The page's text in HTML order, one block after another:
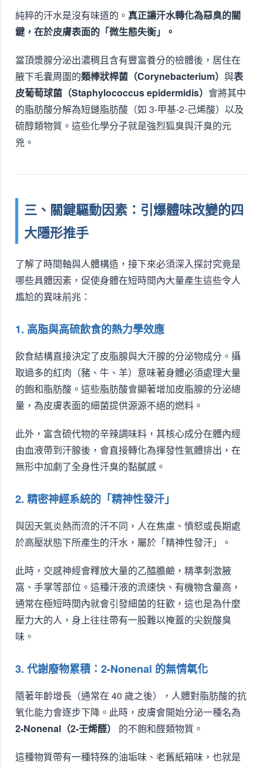
純粹的汗水是沒有味道的。 真正讓汗水轉化為惡臭的關
鍵，在於皮膚表面的「微生態失衡」。
當頂漿腺分泌出濃稠且含有豐富養分的檢體後，居住在
腋下毛囊周圍的類棒狀桿菌（Corynebacterium） 與表
皮葡萄球菌（Staphylococcus epidermidis） 會將其中
的脂肪酸分解為短鏈脂肪酸（如 3-甲基-2-己烯酸）以及
硫醇類物質。這些化學分子就是強烈狐臭與汗臭的元
兇。
三、關鍵驅動因素：引爆體味改變的四
大隱形推手
了解了時間軸與人體構造，接下來必須深入探討究竟是
哪些具體因素，促使身體在短時間內大量產生這些令人
尷尬的異味前兆：
1. 高脂與高硫飲食的熱力學效應
飲食結構直接決定了皮脂腺與大汗腺的分泌物成分。攝
取過多的紅肉（豬、牛、羊）意味著身體必須處理大量
的飽和脂肪酸。這些脂肪酸會顯著增加皮脂腺的分泌總
量，為皮膚表面的細菌提供源源不絕的燃料。
此外，富含硫代物的辛辣調味料，其核心成分在體內經
由血液帶到汗腺後，會直接轉化為揮發性氣體排出，在
無形中加劇了全身性汗臭的黏膩感。
2. 精密神經系統的「精神性發汗」
與因天氣炎熱而流的汗不同，人在焦慮、憤怒或長期處
於高壓狀態下所產生的汗水，屬於「精神性發汗」。
此時，交感神經會釋放大量的乙醯膽鹼，精準刺激腋
窩、手掌等部位。這種汗液的流速快、有機物含量高，
通常在極短時間內就會引發細菌的狂歡，這也是為什麼
壓力大的人，身上往往帶有一股難以掩蓋的尖銳酸臭
味。
3. 代謝廢物累積：2-Nonenal 的無情氧化
隨著年齡增長（通常在 40 歲之後），人體對脂肪酸的抗
氧化能力會逐步下降。此時，皮膚會開始分泌一種名為
2-Nonenal（2-壬烯醛）
的不飽和醛類物質。
這種物質帶有一種特殊的油垢味、老舊紙箱味，也就是